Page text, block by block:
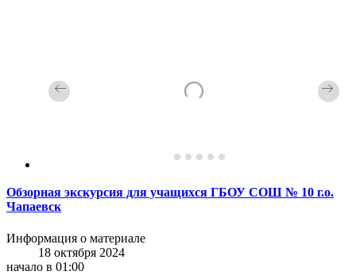
Обзорная экскурсия для учащихся ГБОУ СОШ № 10 г.о.
Чапаевск
Информация о материале
18 октября 2024
начало в 01:00